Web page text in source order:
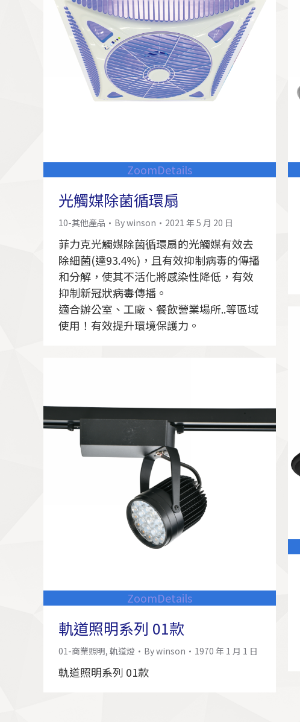
ZoomDetails
光觸媒除菌循環扇
10-其他產品 Bywinson 2021 年 5 月 20 日
菲力克光觸媒除菌循環扇的光觸媒有效去
除細菌(達93.4%)，且有效抑制病毒的傳播
和分解，使其不活化將感染性降低，有效
抑制新冠狀病毒傳播。
適合辦公室、工廠、餐飲營業場所..等區域
使用！有效提升環境保護力。
ZoomDetails
軌道照明系列 01款
01-商業照明, 軌道燈 Bywinson 1970 年 1 月 1 日
軌道照明系列 01款